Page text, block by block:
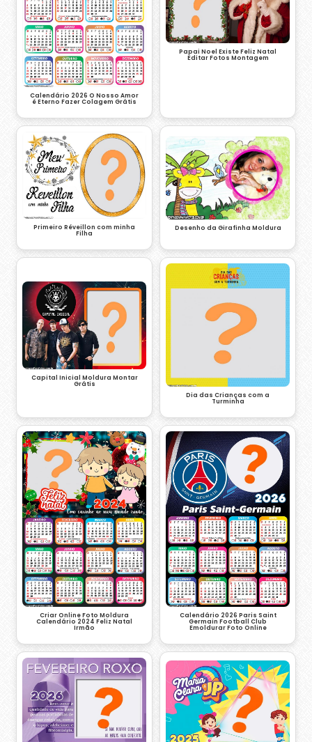
Calendário 2026 O Nosso Amor
é Eterno Fazer Colagem Grátis
Papai Noel Existe Feliz Natal
Editar Fotos Montagem
Primeiro Réveillon com minha
Filha
Desenho da Girafinha Moldura
Capital Inicial Moldura Montar
Grátis
Dia das Crianças com a
Turminha
Criar Online Foto Moldura
Calendário 2024 Feliz Natal
Irmão
Calendário 2026 Paris Saint
Germain Football Club
Emoldurar Foto Online